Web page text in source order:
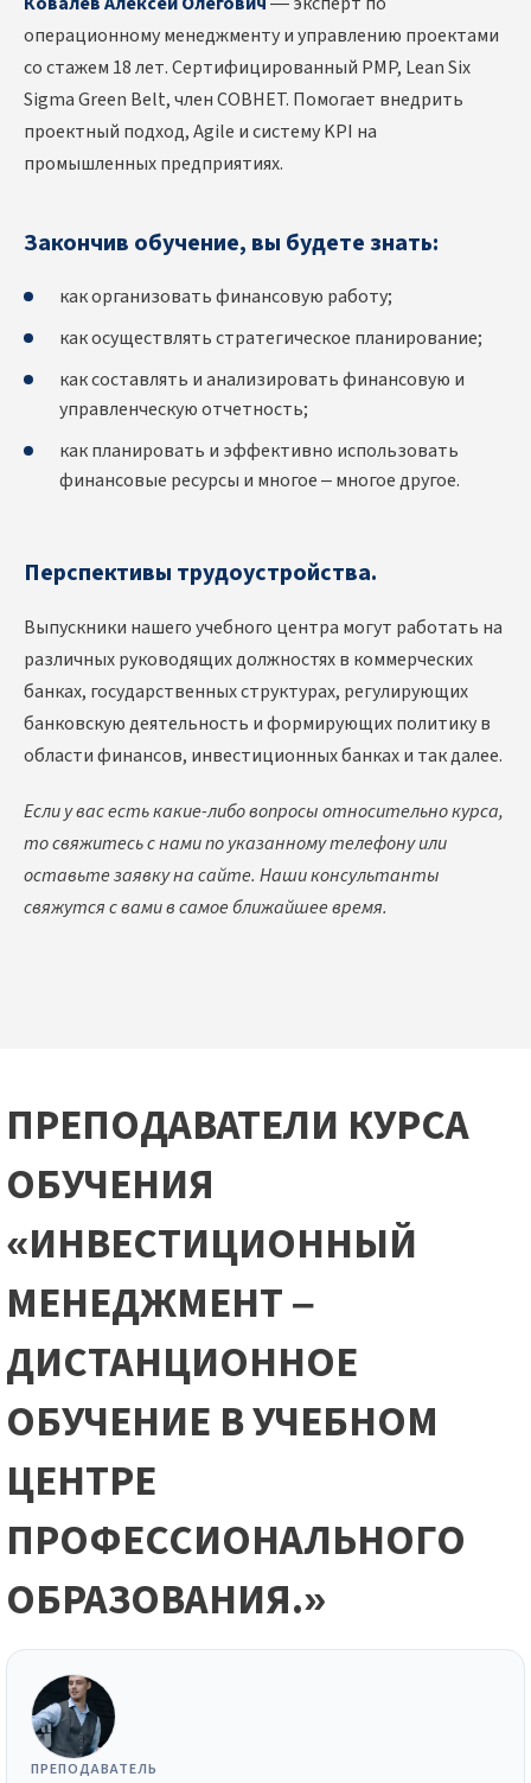
операционному менеджменту и управлению проектами
со стажем 18 лет. Сертифицированный PMP, Lean Six
Sigma Green Belt, член СОВНЕТ. Помогает внедрить
проектный подход, Agile и систему KPI на
промышленных предприятиях.
Закончив обучение, вы будете знать:
как организовать финансовую работу;
как осуществлять стратегическое планирование;
как составлять и анализировать финансовую и
управленческую отчетность;
как планировать и эффективно использовать
финансовые ресурсы и многое – многое другое.
Перспективы трудоустройства.
Выпускники нашего учебного центра могут работать на
различных руководящих должностях в коммерческих
банках, государственных структурах, регулирующих
банковскую деятельность и формирующих политику в
области финансов, инвестиционных банках и так далее.
Если у вас есть какие-либо вопросы относительно курса,
то свяжитесь с нами по указанному телефону или
оставьте заявку на сайте. Наши консультанты
свяжутся с вами в самое ближайшее время.
ПРЕПОДАВАТЕЛИ КУРСА
ОБУЧЕНИЯ
«ИНВЕСТИЦИОННЫЙ
МЕНЕДЖМЕНТ –
ДИСТАНЦИОННОЕ
ОБУЧЕНИЕ В УЧЕБНОМ
ЦЕНТРЕ
ПРОФЕССИОНАЛЬНОГО
ОБРАЗОВАНИЯ.»
ПРЕПОДАВАТЕЛЬ